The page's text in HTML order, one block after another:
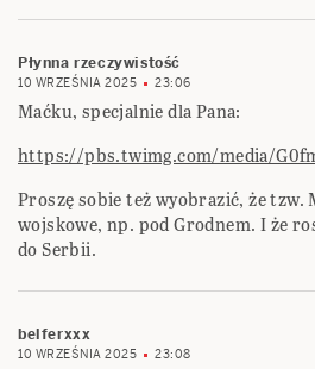
Płynna rzeczywistość
10 WRZEŚNIA 2025 23:06
Maćku, specjalnie dla Pana:
https://pbs.twimg.com/media/
Proszę sobie też wyobrazić, że tzw.
wojskowe, np. pod Grodnem. I że
do Serbii.
belferxxx
10 WRZEŚNIA 2025 23:08